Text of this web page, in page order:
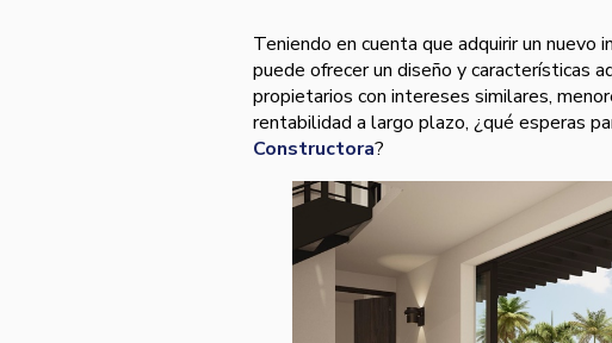
Teniendo en cuenta que adquirir un
puede ofrecer un diseño y características
propietarios con intereses similares,
rentabilidad a largo plazo, ¿qué esperas
Constructora?